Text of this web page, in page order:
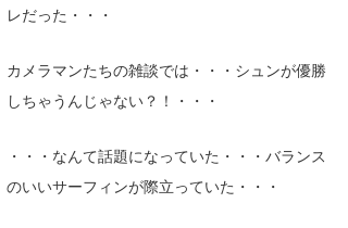
レだった・・・
カメラマンたちの雑談では・・・シュンが優勝
しちゃうんじゃない？！・・・
・・・なんて話題になっていた・・・バランス
のいいサーフィンが際立っていた・・・